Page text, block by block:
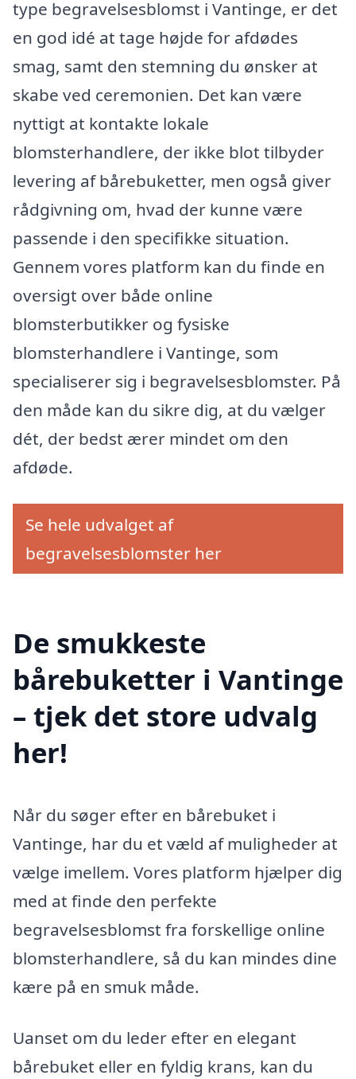
type begravelsesblomst i Vantinge, er det
en god idé at tage højde for afdødes
smag, samt den stemning du ønsker at
skabe ved ceremonien. Det kan være
nyttigt at kontakte lokale
blomsterhandlere, der ikke blot tilbyder
levering af bårebuketter, men også giver
rådgivning om, hvad der kunne være
passende i den specifikke situation.
Gennem vores platform kan du finde en
oversigt over både online
blomsterbutikker og fysiske
blomsterhandlere i Vantinge, som
specialiserer sig i begravelsesblomster. På
den måde kan du sikre dig, at du vælger
dét, der bedst ærer mindet om den
afdøde.
Se hele udvalget af
begravelsesblomster her
De smukkeste
bårebuketter i Vantinge
– tjek det store udvalg
her!
Når du søger efter en bårebuket i
Vantinge, har du et væld af muligheder at
vælge imellem. Vores platform hjælper dig
med at finde den perfekte
begravelsesblomst fra forskellige online
blomsterhandlere, så du kan mindes dine
kære på en smuk måde.
Uanset om du leder efter en elegant
bårebuket eller en fyldig krans, kan du